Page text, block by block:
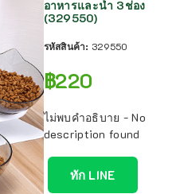
อาหารและน้ำ 3ช่อง
(329550)
รหัสสินค้า: 329550
฿220
ไม่พบคำอธิบาย - No
description found
ทัก LINE